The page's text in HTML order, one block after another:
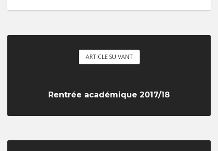
ARTICLE SUIVANT
Rentrée académique 2017/18